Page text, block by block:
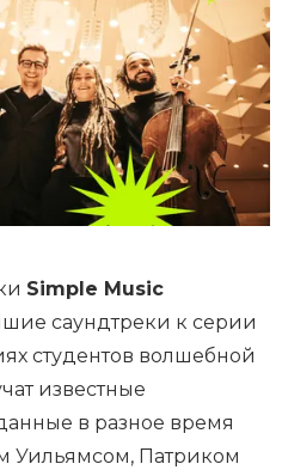
Simple Music
саундтреки к серии
студентов волшебной
известные
в разное время
Уильямсом, Патриком